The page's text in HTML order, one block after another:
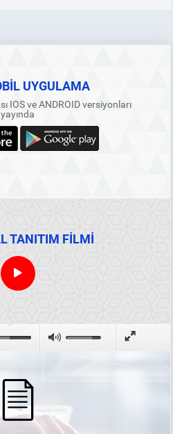
UYGULAMA
IOS ve ANDROID versiyonları
yayında
TANITIM FİLMİ